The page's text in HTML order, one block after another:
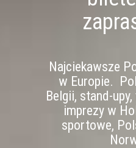
Najciekawsze
w Europie.
Belgii, stand-
imprezy w
sportowe,